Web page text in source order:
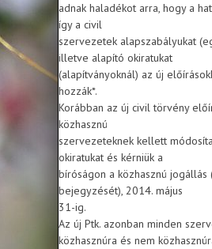
adnak haladékot arra, hogy a
így a civil
szervezetek alapszabályukat
illetve alapító okiratukat
(alapítványoknál) az új
hozzák*.
Korábban az új civil törvény
közhasznú
szervezeteknek kellett
okiratukat és kérniük a
bíróságon a közhasznú jogállás
bejegyzését), 2014. május
31-ig.
Az új Ptk. azonban minden
közhasznúra és nem